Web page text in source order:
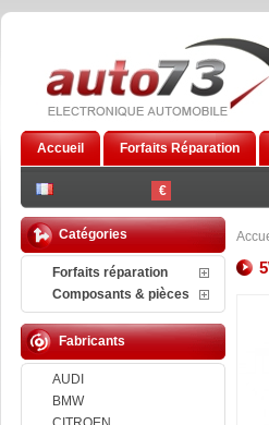
€
Accueil Forfaits Réparation
Catégories
Forfaits réparation
Composants & pièces
Fabricants
AUDI
BMW